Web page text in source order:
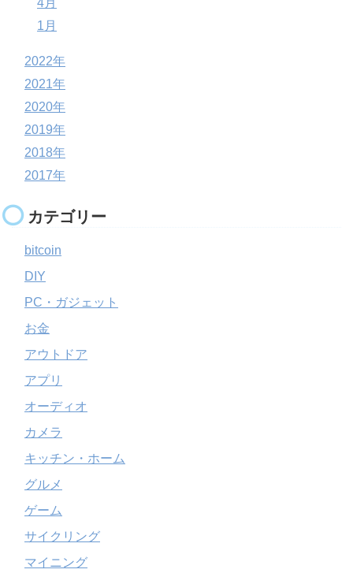
1月
2022年
2021年
2020年
2019年
2018年
2017年
カテゴリー
bitcoin
DIY
PC・ガジェット
お金
アウトドア
アプリ
オーディオ
カメラ
キッチン・ホーム
グルメ
ゲーム
サイクリング
マイニング